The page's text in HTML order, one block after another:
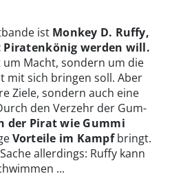
ist Monkey D. Ruffy,
werden will.
Macht, sondern um die
mit sich bringen soll. Aber
Ziele, sondern auch eine
den Verzehr der Gum-
der Pirat wie Gummi
Vorteile im Kampfbringt.
allerdings: Ruffy kann
...